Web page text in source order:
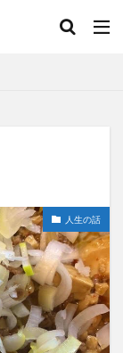
人生の話